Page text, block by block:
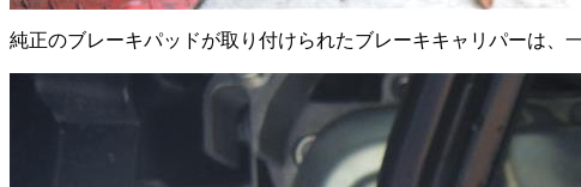
純正のブレーキパッドが取り付けられたブレーキキャリパーは、